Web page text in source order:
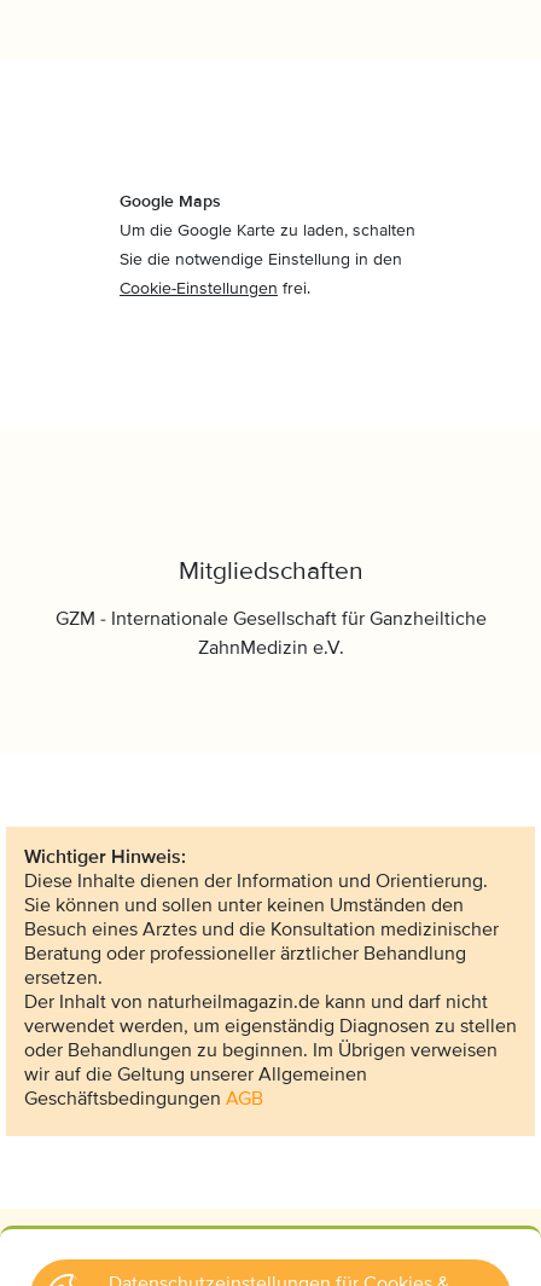
Google Maps
Um die Google Karte zu laden, schalten
Sie die notwendige Einstellung in den
Cookie-Einstellungen frei.
Mitgliedschaften
GZM - Internationale Gesellschaft für Ganzheiltiche
ZahnMedizin e.V.
Wichtiger Hinweis:
Diese Inhalte dienen der Information und Orientierung.
Sie können und sollen unter keinen Umständen den
Besuch eines Arztes und die Konsultation medizinischer
Beratung oder professioneller ärztlicher Behandlung
ersetzen.
Der Inhalt von naturheilmagazin.de kann und darf nicht
verwendet werden, um eigenständig Diagnosen zu stellen
oder Behandlungen zu beginnen. Im Übrigen verweisen
wir auf die Geltung unserer Allgemeinen
Geschäftsbedingungen AGB